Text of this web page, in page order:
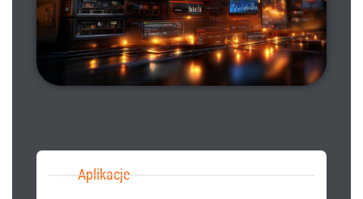
Aplikacje